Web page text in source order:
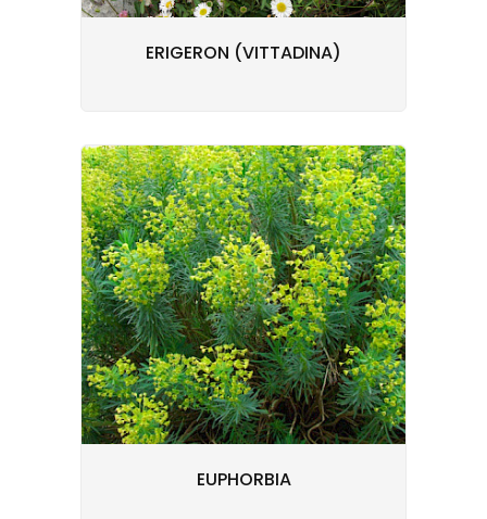
ERIGERON (VITTADINA)
EUPHORBIA